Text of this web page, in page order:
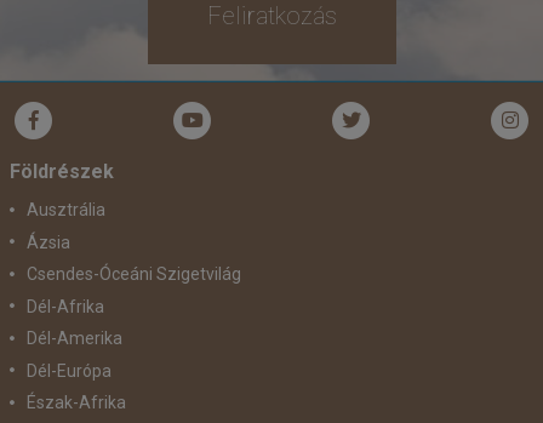
Feliratkozás
Földrészek
Ausztrália
Ázsia
Csendes-Óceáni Szigetvilág
Dél-Afrika
Dél-Amerika
Dél-Európa
Észak-Afrika